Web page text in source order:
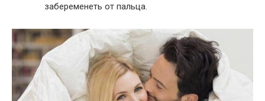
забеременеть от пальца.